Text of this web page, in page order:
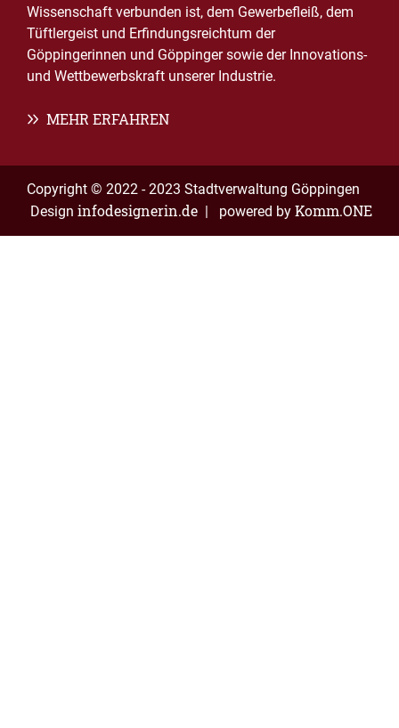
Wissenschaft verbunden ist, dem Gewerbefleiß, dem
Tüftlergeist und Erfindungsreichtum der
Göppingerinnen und Göppinger sowie der Innovations-
und Wettbewerbskraft unserer Industrie.
MEHR ERFAHREN
Copyright © 2022 - 2023 Stadtverwaltung Göppingen
Design infodesignerin.de | powered by Komm.ONE